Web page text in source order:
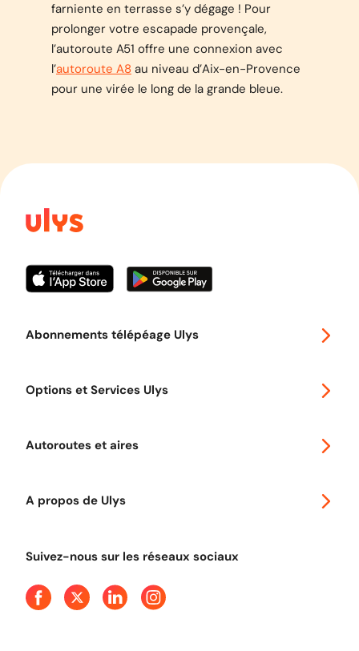
farniente en terrasse s’y dégage ! Pour
prolonger votre escapade provençale,
l’autoroute A51 offre une connexion avec
l’autoroute A8 au niveau d’Aix-en-Provence
pour une virée le long de la grande bleue.
Abonnements télépéage Ulys
Options et Services Ulys
Autoroutes et aires
A propos de Ulys
Presse
Suivez-nous sur les réseaux sociaux